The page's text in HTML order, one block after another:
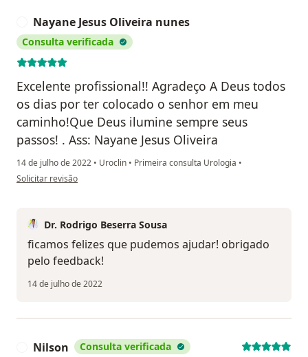
Nayane Jesus Oliveira nunes
Consulta verificada
Excelente profissional!! Agradeço A Deus todos
os dias por ter colocado o senhor em meu
caminho!Que Deus ilumine sempre seus
passos! . Ass: Nayane Jesus Oliveira
14 de julho de 2022 • Uroclin • Primeira consulta Urologia •
na opinião do utilizador Nayane Jesus Oliveira nunes
Solicitar revisão
Dr. Rodrigo Beserra Sousa
ficamos felizes que pudemos ajudar! obrigado
pelo feedback!
14 de julho de 2022
Nilson Consulta verificada